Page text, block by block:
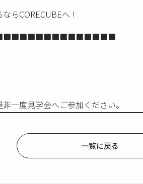
らCORECUBEへ！
一度見学会へご参加ください。
一覧に戻る